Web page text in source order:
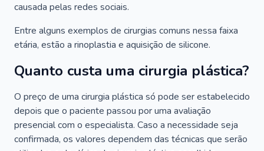
causada pelas redes sociais.
Entre alguns exemplos de cirurgias comuns nessa faixa
etária, estão a rinoplastia e aquisição de silicone.
Quanto custa uma cirurgia plástica?
O preço de uma cirurgia plástica só pode ser estabelecido
depois que o paciente passou por uma avaliação
presencial com o especialista. Caso a necessidade seja
confirmada, os valores dependem das técnicas que serão